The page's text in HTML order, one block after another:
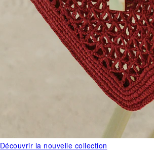
Découvrir la nouvelle collection